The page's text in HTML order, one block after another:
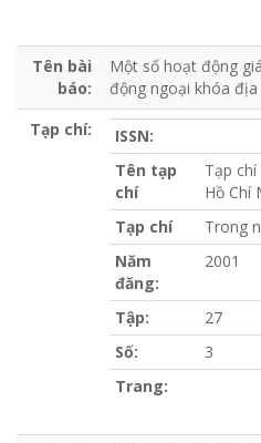
Tên bài
báo:
Một số hoạt động
động ngoại khóa địa
Tạp chí:
ISSN:
Tên tạp
chí
Tạp
Hồ Chí
Tạp chí
Trong
Năm
đăng:
2001
Tập:
27
Số:
3
Trang: